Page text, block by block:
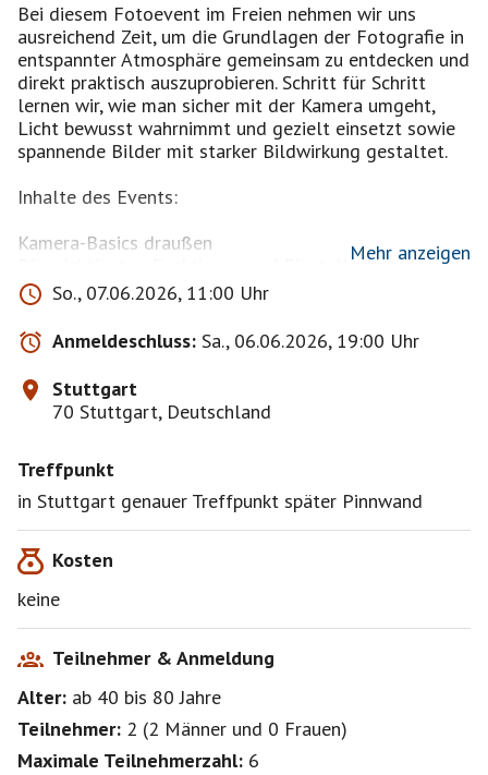
Bei diesem Fotoevent im Freien nehmen wir uns
ausreichend Zeit, um die Grundlagen der Fotografie in
entspannter Atmosphäre gemeinsam zu entdecken und
direkt praktisch auszuprobieren. Schritt für Schritt
lernen wir, wie man sicher mit der Kamera umgeht,
Licht bewusst wahrnimmt und gezielt einsetzt sowie
spannende Bilder mit starker Bildwirkung gestaltet.
Inhalte des Events:
Kamera-Basics draußen
Die wichtigsten Funktionen und Einstellungen der
Kamera praktisch anwenden.
Licht erkennen und nutzen
Schatten, weiches Licht und hartes Licht verstehen
und kreativ einsetzen.
Bildaufbau / Komposition
und die Blende des Objektivs' gezielt nutzen.
Perspektive und Bildaufbau
gestalten.
Farbwirkung und Kontraste
Farben bewusst wahrnehmen und für ausdrucksstarke
Bilder einsetzen.
Gemeinsames Anschauen und Besprechen
Die entstandenen Fotos gemeinsam betrachten,
besprechen und voneinander lernen.
Mehr anzeigen
So., 07.06.2026, 11:00 Uhr
Anmeldeschluss: Sa., 06.06.2026, 19:00 Uhr
Stuttgart
70 Stuttgart, Deutschland
Treffpunkt
in Stuttgart genauer Treffpunkt später Pinnwand
Kosten
keine
Teilnehmer & Anmeldung
Alter: ab 40 bis 80Jahre
Teilnehmer: 2 (2 Männer und 0 Frauen)
Maximale Teilnehmerzahl: 6